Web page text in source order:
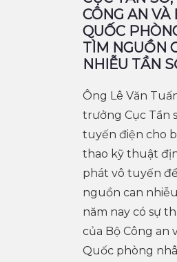
CÔNG AN VÀ
QUỐC
TÌM NGUỒN
NHIỄU TẦN
Ông Lê Văn
trưởng Cục Tần
tuyến điện cho
thao kỹ thuật
phát vô tuyến
nguồn can
năm nay có sự
của Bộ Công an
Quốc phòng